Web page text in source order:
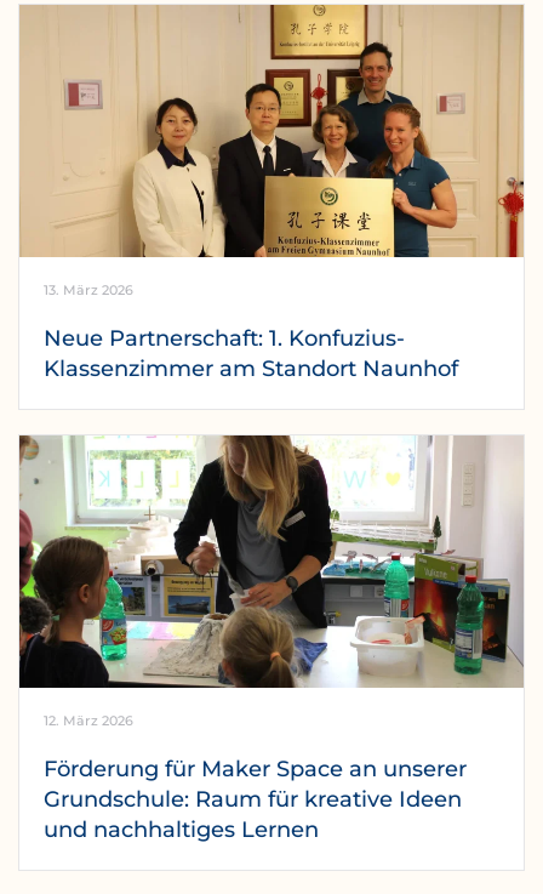
13. März 2026
Neue Partnerschaft: 1. Konfuzius-
Klassenzimmer am Standort Naunhof
12. März 2026
Förderung für Maker Space an unserer
Grundschule: Raum für kreative Ideen
und nachhaltiges Lernen